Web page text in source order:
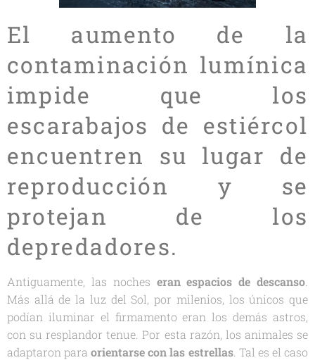
El aumento de la
contaminación lumínica
impide que los
escarabajos de estiércol
encuentren su lugar de
reproducción y se
protejan de los
depredadores.
Antiguamente, las noches eran espacios de descanso.
Más allá de la luz del Sol, por milenios, los únicos que
podían iluminar el firmamento eran los demás astros,
con su resplandor tenue. Por esta razón, los animales se
adaptaron paraorientarse con las estrellas. Tal es el caso